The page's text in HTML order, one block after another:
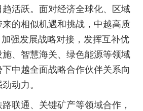
活跃。面对经济全球化、区域
的相似机遇和挑战，中越高质
强发展战略对接，发挥互补优
、智慧海关、绿色能源等领域
中越全面战略合作伙伴关系向
动力。
通、关键矿产等领域合作，